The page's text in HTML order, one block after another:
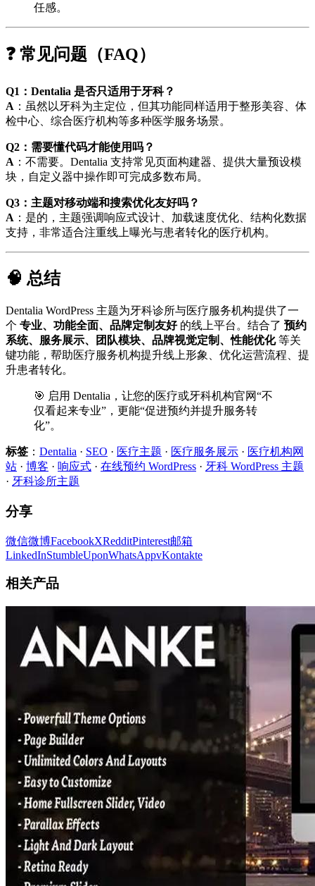
任感。
❓ 常见问题（FAQ）
Q1：Dentalia 是否只适用于牙科？
A ：虽然以牙科为主定位，但其功能同样适用于整形美容、体
检中心、综合医疗机构等多种医学服务场景。
Q2：需要懂代码才能使用吗？
A ：不需要。Dentalia 支持常见页面构建器、提供大量预设模
块，自定义器中操作即可完成多数布局。
Q3：主题对移动端和搜索优化友好吗？
A ：是的，主题强调响应式设计、加载速度优化、结构化数据
支持，非常适合注重线上曝光与患者转化的医疗机构。
🧠 总结
Dentalia WordPress 主题为牙科诊所与医疗服务机构提供了一
个 专业、功能全面、品牌定制友好的线上平台。结合了 预约
系统、服务展示、团队模块、品牌视觉定制、性能优化等关
键功能，帮助医疗服务机构提升线上形象、优化运营流程、提
升患者转化。
🎯 启用 Dentalia，让您的医疗或牙科机构官网“不
仅看起来专业”，更能“促进预约并提升服务转
化”。
标签 ： Dentalia · SEO · 医疗主题 · 医疗服务展示 · 医疗机构网
站 · 博客 · 响应式 · 在线预约 WordPress · 牙科 WordPress 主题
· 牙科诊所主题
分享
微信微博FacebookXRedditPinterest邮箱
LinkedInStumbleUponWhatsAppvKontakte
相关产品